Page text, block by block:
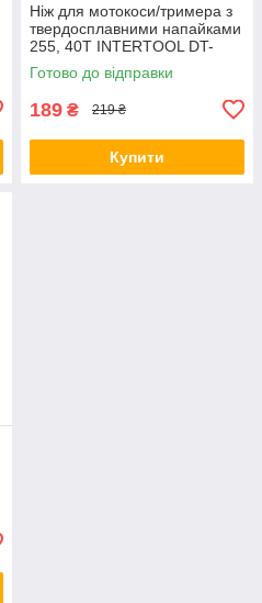
Ніж для мотокоси/тримера з
твердосплавними напайками
255, 40T INTERTOOL DT-
2355
Готово до відправки
189 ₴ 219 ₴
Купити